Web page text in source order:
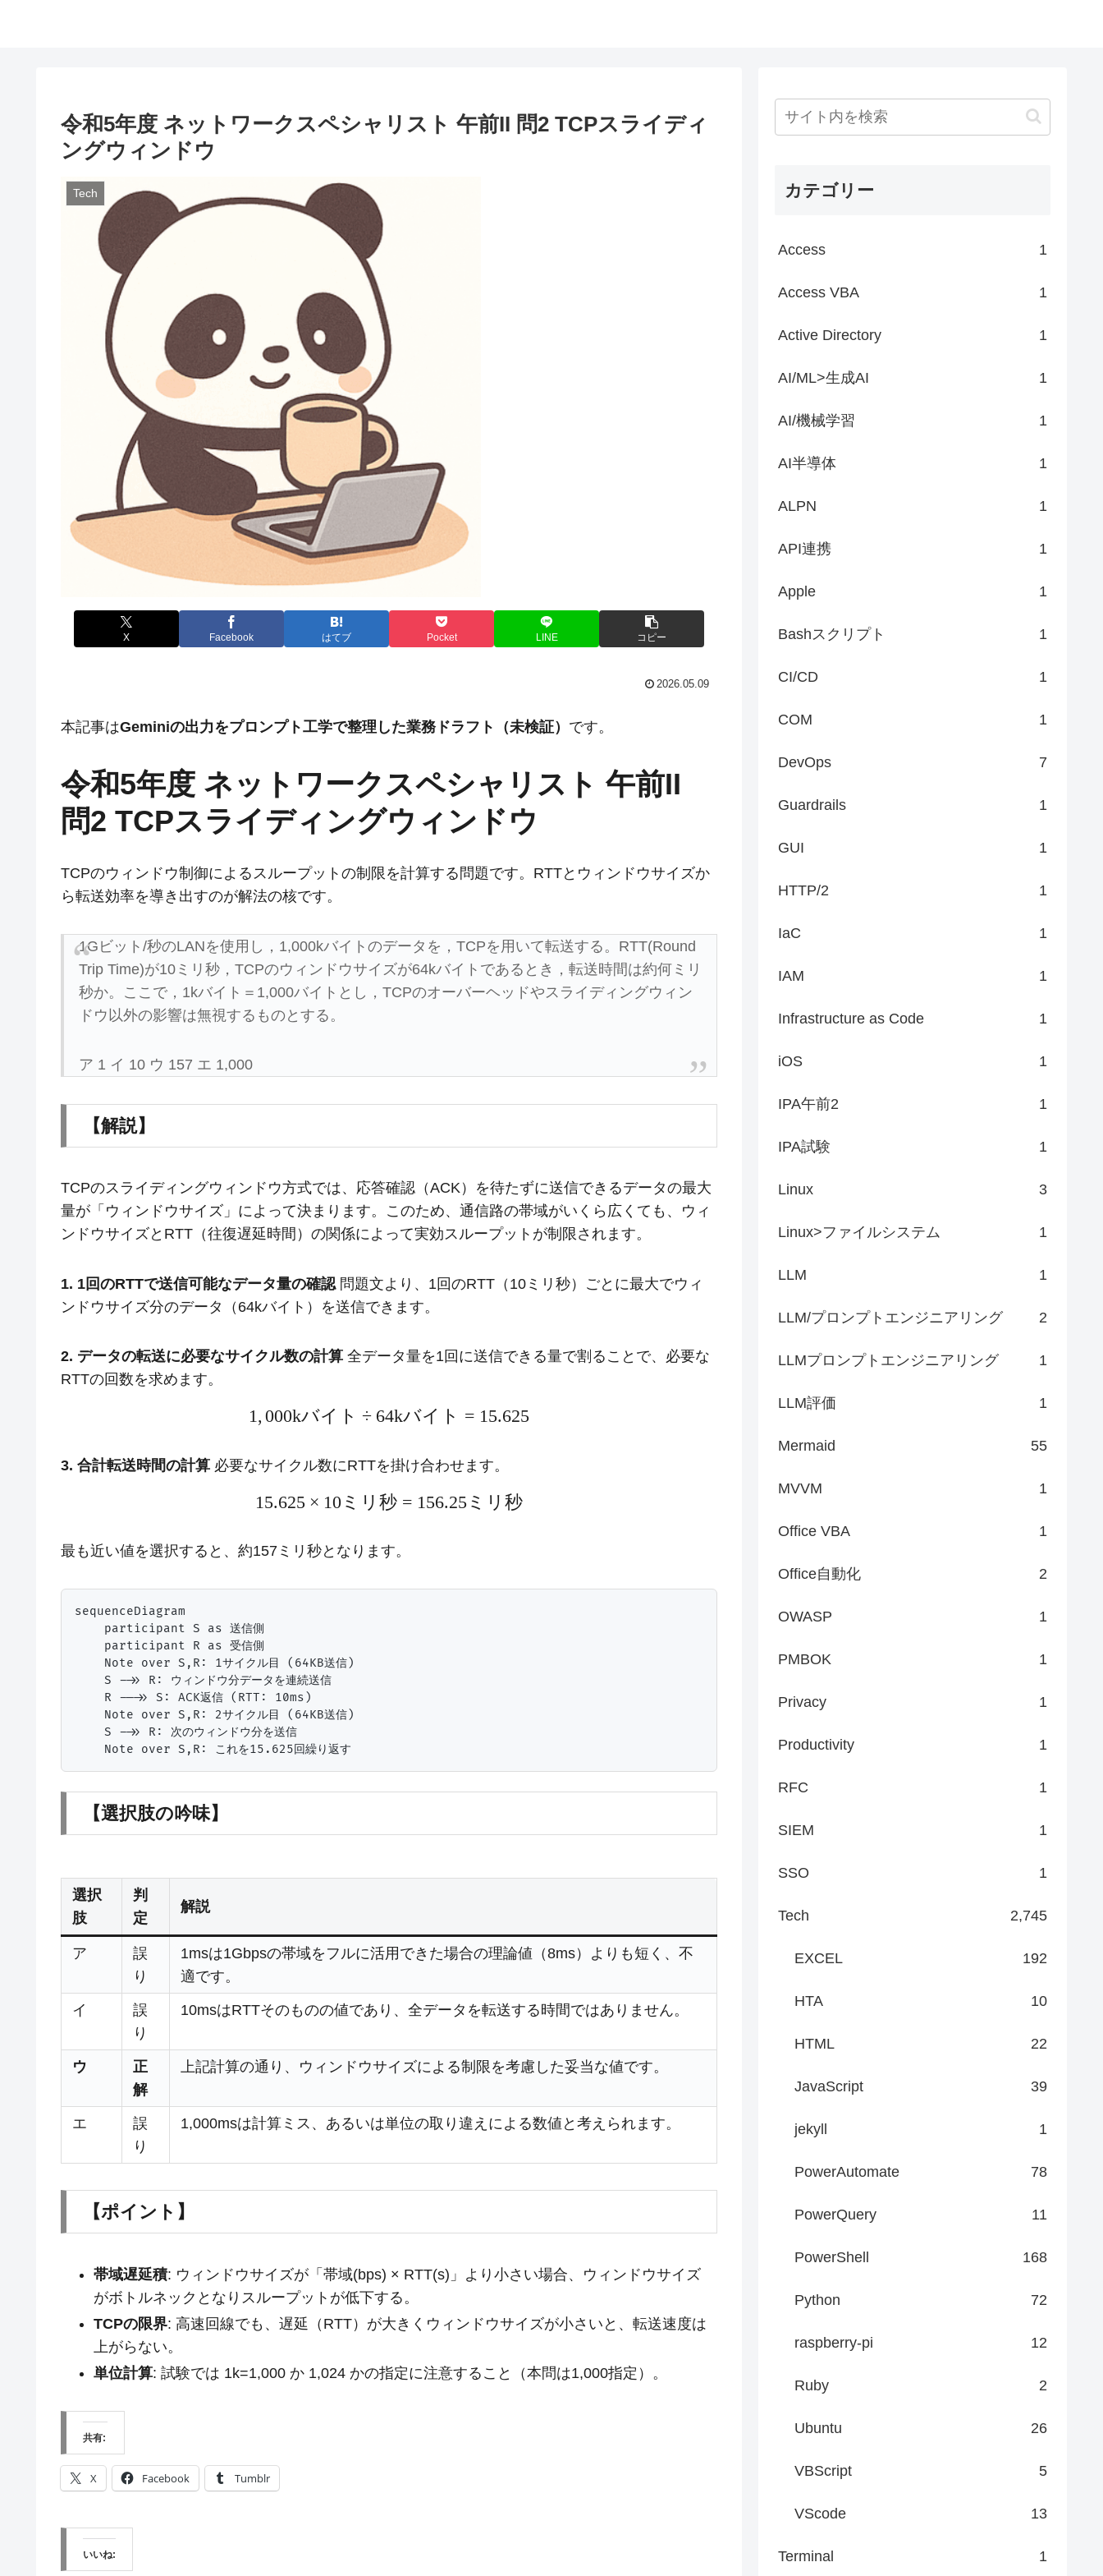
令和5年度 ネットワークスペシャリスト 午前II 問2 TCPスライディ
ングウィンドウ
Tech
X Facebook はてブ Pocket LINE コピー
2026.05.09
本記事はGeminiの出力をプロンプト工学で整理した業務ドラフト（未検証） です。
令和5年度 ネットワークスペシャリスト 午前II
問2 TCPスライディングウィンドウ
TCPのウィンドウ制御によるスループットの制限を計算する問題です。RTTとウィンドウサイズか
ら転送効率を導き出すのが解法の核です。
1Gビット/秒のLANを使用し，1,000kバイトのデータを，TCPを用いて転送する。RTT(Round
Trip Time)が10ミリ秒，TCPのウィンドウサイズが64kバイトであるとき，転送時間は約何ミリ
秒か。ここで，1kバイト＝1,000バイトとし，TCPのオーバーヘッドやスライディングウィン
ドウ以外の影響は無視するものとする。
ア 1 イ 10 ウ 157 エ 1,000
【解説】
TCPのスライディングウィンドウ方式では、応答確認（ACK）を待たずに送信できるデータの最大
量が「ウィンドウサイズ」によって決まります。このため、通信路の帯域がいくら広くても、ウィ
ンドウサイズとRTT（往復遅延時間）の関係によって実効スループットが制限されます。
1. 1回のRTTで送信可能なデータ量の確認問題文より、1回のRTT（10ミリ秒）ごとに最大でウィ
ンドウサイズ分のデータ（64kバイト）を送信できます。
2. データの転送に必要なサイクル数の計算 全データ量を1回に送信できる量で割ることで、必要な
RTTの回数を求めます。
1, 000kバイト ÷ 64kバイト = 15.625
3. 合計転送時間の計算 必要なサイクル数にRTTを掛け合わせます。
15.625 × 10ミリ秒 = 156.25ミリ秒
最も近い値を選択すると、約157ミリ秒となります。
sequenceDiagram
    participant S as 送信側
    participant R as 受信側
    Note over S,R: 1サイクル目 (64KB送信)
    S ->> R: ウィンドウ分データを連続送信
    R -->> S: ACK返信 (RTT: 10ms)
    Note over S,R: 2サイクル目 (64KB送信)
    S ->> R: 次のウィンドウ分を送信
【選択肢の吟味】
選択
肢
判
定
解説
ア
誤
り
1msは1Gbpsの帯域をフルに活用できた場合の理論値（8ms）よりも短く、不
適です。
イ
誤
り
10msはRTTそのものの値であり、全データを転送する時間ではありません。
ウ
正
解
上記計算の通り、ウィンドウサイズによる制限を考慮した妥当な値です。
エ
誤
り
1,000msは計算ミス、あるいは単位の取り違えによる数値と考えられます。
【ポイント】
帯域遅延積: ウィンドウサイズが「帯域(bps) × RTT(s)」より小さい場合、ウィンドウサイズ
がボトルネックとなりスループットが低下する。
TCPの限界: 高速回線でも、遅延（RTT）が大きくウィンドウサイズが小さいと、転送速度は
上がらない。
単位計算: 試験では 1k=1,000 か 1,024 かの指定に注意すること（本問は1,000指定）。
共有:
X Facebook Tumblr
いいね:
カテゴリー
Access 1
Access VBA 1
Active Directory 1
AI/ML>生成AI 1
AI/機械学習 1
AI半導体 1
ALPN 1
API連携 1
Apple 1
Bashスクリプト 1
CI/CD 1
COM 1
DevOps 7
Guardrails 1
GUI 1
HTTP/2 1
IaC 1
IAM 1
Infrastructure as Code 1
iOS 1
IPA午前2 1
IPA試験 1
Linux 3
Linux>ファイルシステム 1
LLM 1
LLM/プロンプトエンジニアリング 2
LLMプロンプトエンジニアリング 1
LLM評価 1
Mermaid 55
MVVM 1
Office VBA 1
Office自動化 2
OWASP 1
PMBOK 1
Privacy 1
Productivity 1
RFC 1
SIEM 1
SSO 1
Tech 2,745
EXCEL 192
HTA 10
HTML 22
JavaScript 39
jekyll 1
PowerAutomate 78
PowerQuery 11
PowerShell 168
Python 72
raspberry-pi 12
Ruby 2
Ubuntu 26
VBScript 5
VScode 13
Terminal 1